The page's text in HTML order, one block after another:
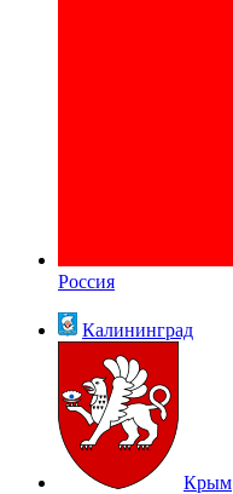
Россия
Калининград
Крым